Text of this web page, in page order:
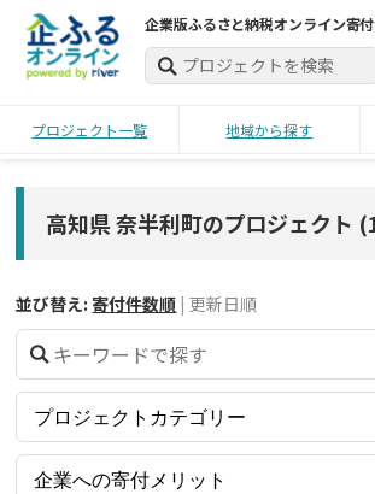
企業版ふるさと納税オンライン寄
プロジェクト一覧 地域から探す
高知県 奈半利町のプロジェクト (
並び替え: 寄付件数順 | 更新日順